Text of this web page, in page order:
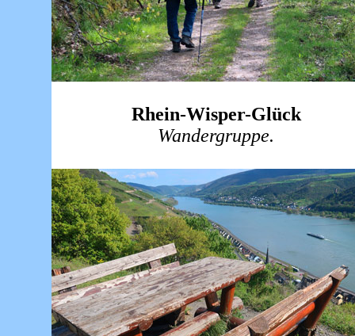
Rhein-Wisper-Glück
Wandergruppe.